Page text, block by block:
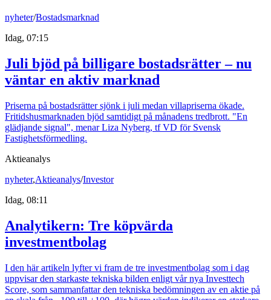
nyheter/Bostadsmarknad
Idag, 07:15
Juli bjöd på billigare bostadsrätter – nu
väntar en aktiv marknad
Priserna på bostadsrätter sjönk i juli medan villapriserna ökade.
Fritidshusmarknaden bjöd samtidigt på månadens tredbrott. "En
glädjande signal", menar Liza Nyberg, tf VD för Svensk
Fastighetsförmedling.
Aktieanalys
nyheter,Aktieanalys/Investor
Idag, 08:11
Analytikern: Tre köpvärda
investmentbolag
I den här artikeln lyfter vi fram de tre investmentbolag som i dag
uppvisar den starkaste tekniska bilden enligt vår nya Investtech
Score, som sammanfattar den tekniska bedömningen av en aktie på